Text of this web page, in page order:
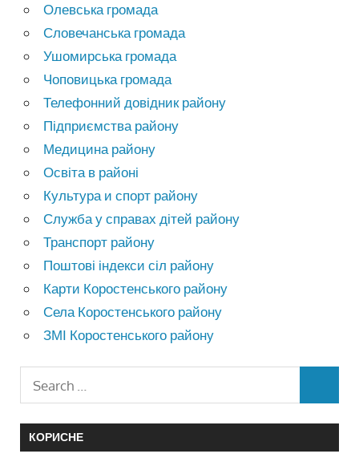
Олевська громада
Словечанська громада
Ушомирська громада
Чоповицька громада
Телефонний довідник району
Підприємства району
Медицина району
Освіта в районі
Культура и спорт району
Служба у справах дітей району
Транспорт району
Поштові індекси сіл району
Карти Коростенського району
Села Коростенського району
ЗМІ Коростенського району
КОРИСНЕ